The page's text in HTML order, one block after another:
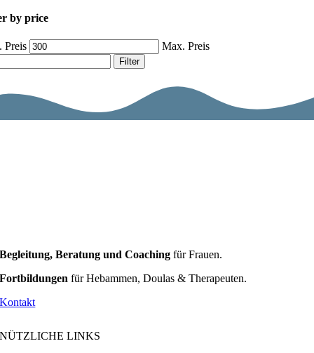
by price
Preis Max. Preis
Filter
Begleitung, Beratung und Coaching für Frauen.
Fortbildungen für Hebammen, Doulas & Therapeuten.
Kontakt
NÜTZLICHE LINKS